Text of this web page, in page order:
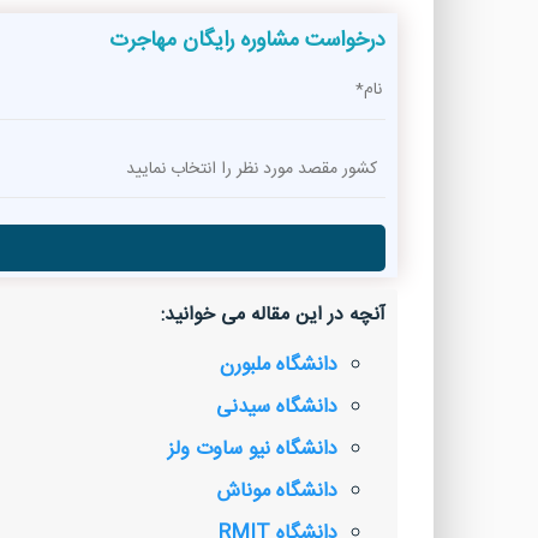
درخواست مشاوره رایگان مهاجرت
آنچه در این مقاله می خوانید:
دانشگاه ملبورن
دانشگاه سیدنی
دانشگاه نیو ساوت ولز
دانشگاه موناش